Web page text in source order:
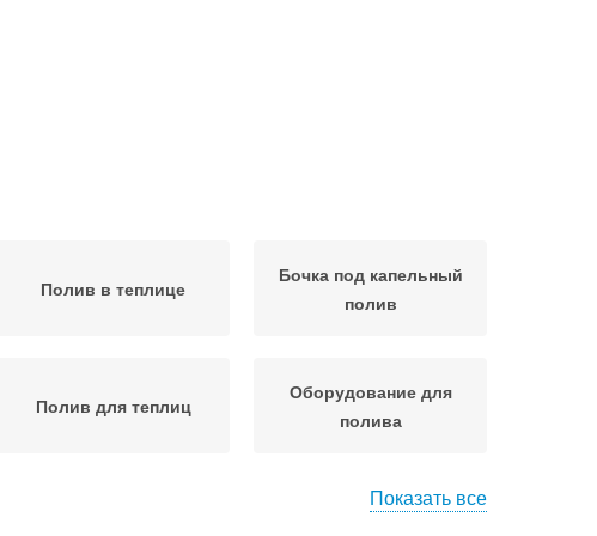
Полив в теплице
Бочка под капельный
полив
Полив для теплиц
Оборудование для
полива
Показать все